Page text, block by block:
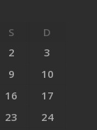
S
D
2
3
9
10
16
17
23
24